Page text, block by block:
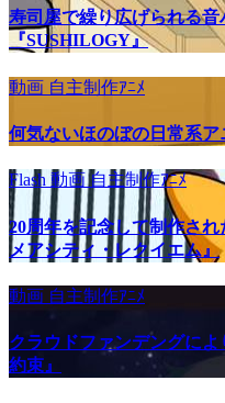
寿司屋で繰り広げられる
『SUSHILOGY』
動画 自主制作ｱﾆﾒ
何気ないほのぼの日常系ア
Flash 動画自主制作ｱﾆﾒ
20周年を記念して制作さ
メアシティ・レクイエム』
動画 自主制作ｱﾆﾒ
クラウドファンデングに
約束』